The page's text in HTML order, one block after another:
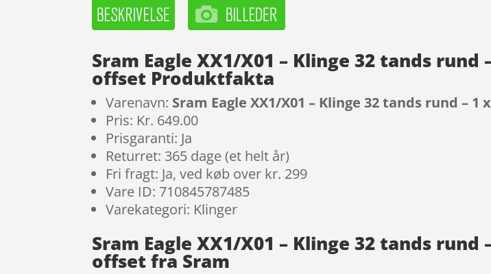
Sram Eagle XX1/X01 – Klinge 32 tands
offset Produktfakta
Varenavn: Sram Eagle XX1/X01 – Klinge 32 tands rund –
Pris: Kr. 649.00
Prisgaranti: Ja
Returret: 365 dage (et helt år)
Fri fragt: Ja, ved køb over kr. 299
Vare ID: 710845787485
Varekategori: Klinger
Sram Eagle XX1/X01 – Klinge 32 tands
offset fra Sram